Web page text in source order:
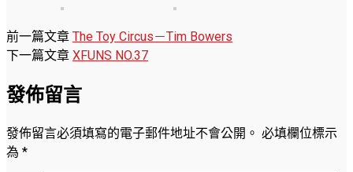
前一篇文章 The Toy Circus－Tim Bowers
下一篇文章 XFUNS NO.37
發佈留言
發佈留言必須填寫的電子郵件地址不會公開。 必填欄位標示
為 *